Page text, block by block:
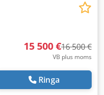
15 500 €16 500 €
VB plus moms
Ringa